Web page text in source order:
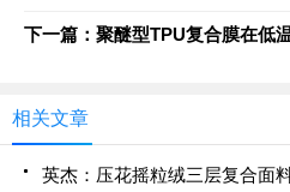
相关文章